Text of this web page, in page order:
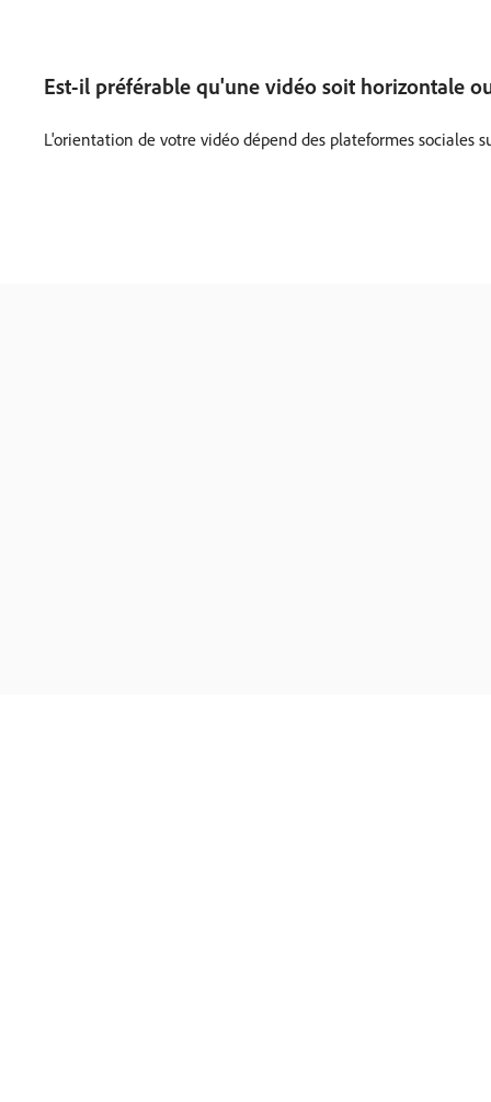
Est-il préférable qu'une vidéo soit horizontale
L'orientation de votre vidéo dépend des plateformes sociales